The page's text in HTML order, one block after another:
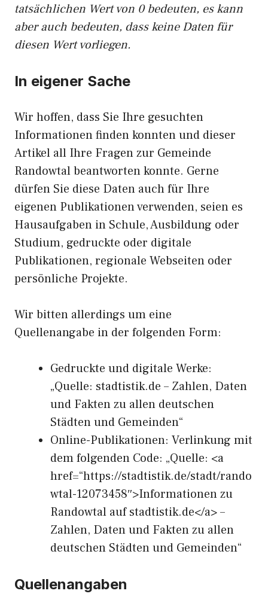
tatsächlichen Wert von 0 bedeuten, es kann
aber auch bedeuten, dass keine Daten für
diesen Wert vorliegen.
In eigener Sache
Wir hoffen, dass Sie Ihre gesuchten
Informationen finden konnten und dieser
Artikel all Ihre Fragen zur Gemeinde
Randowtal beantworten konnte. Gerne
dürfen Sie diese Daten auch für Ihre
eigenen Publikationen verwenden, seien es
Hausaufgaben in Schule, Ausbildung oder
Studium, gedruckte oder digitale
Publikationen, regionale Webseiten oder
persönliche Projekte.
Wir bitten allerdings um eine
Quellenangabe in der folgenden Form:
Gedruckte und digitale Werke:
„Quelle: stadtistik.de – Zahlen, Daten
und Fakten zu allen deutschen
Städten und Gemeinden“
Online-Publikationen: Verlinkung mit
dem folgenden Code: „Quelle: <a
href=“https://stadtistik.de/stadt/rando
wtal-12073458″>Informationen zu
Randowtal auf stadtistik.de</a> –
Zahlen, Daten und Fakten zu allen
deutschen Städten und Gemeinden“
Quellenangaben